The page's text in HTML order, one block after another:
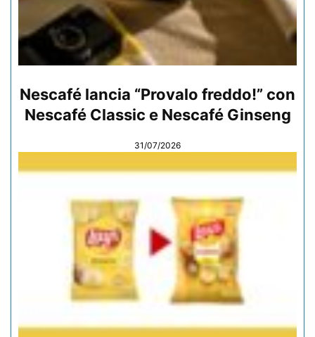
Nescafé lancia “Provalo freddo!” con
Nescafé Classic e Nescafé Ginseng
31/07/2026